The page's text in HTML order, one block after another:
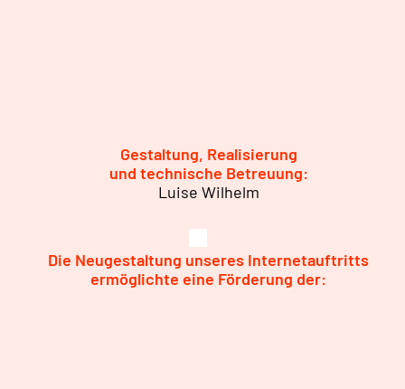
Gestaltung, Realisierung
und technische Betreuung:
Luise Wilhelm
Die Neugestaltung unseres Internetauftritts
ermöglichte eine Förderung der: